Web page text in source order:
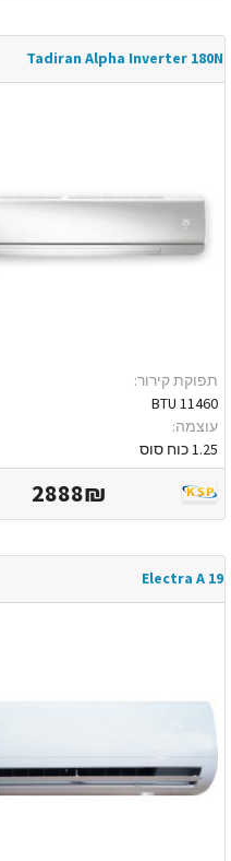
Tadiran Alpha Inverter 180N
תפוקת קירור:
11460 BTU
עוצמה:
1.25 כוח סוס
2888₪
Electra A 19